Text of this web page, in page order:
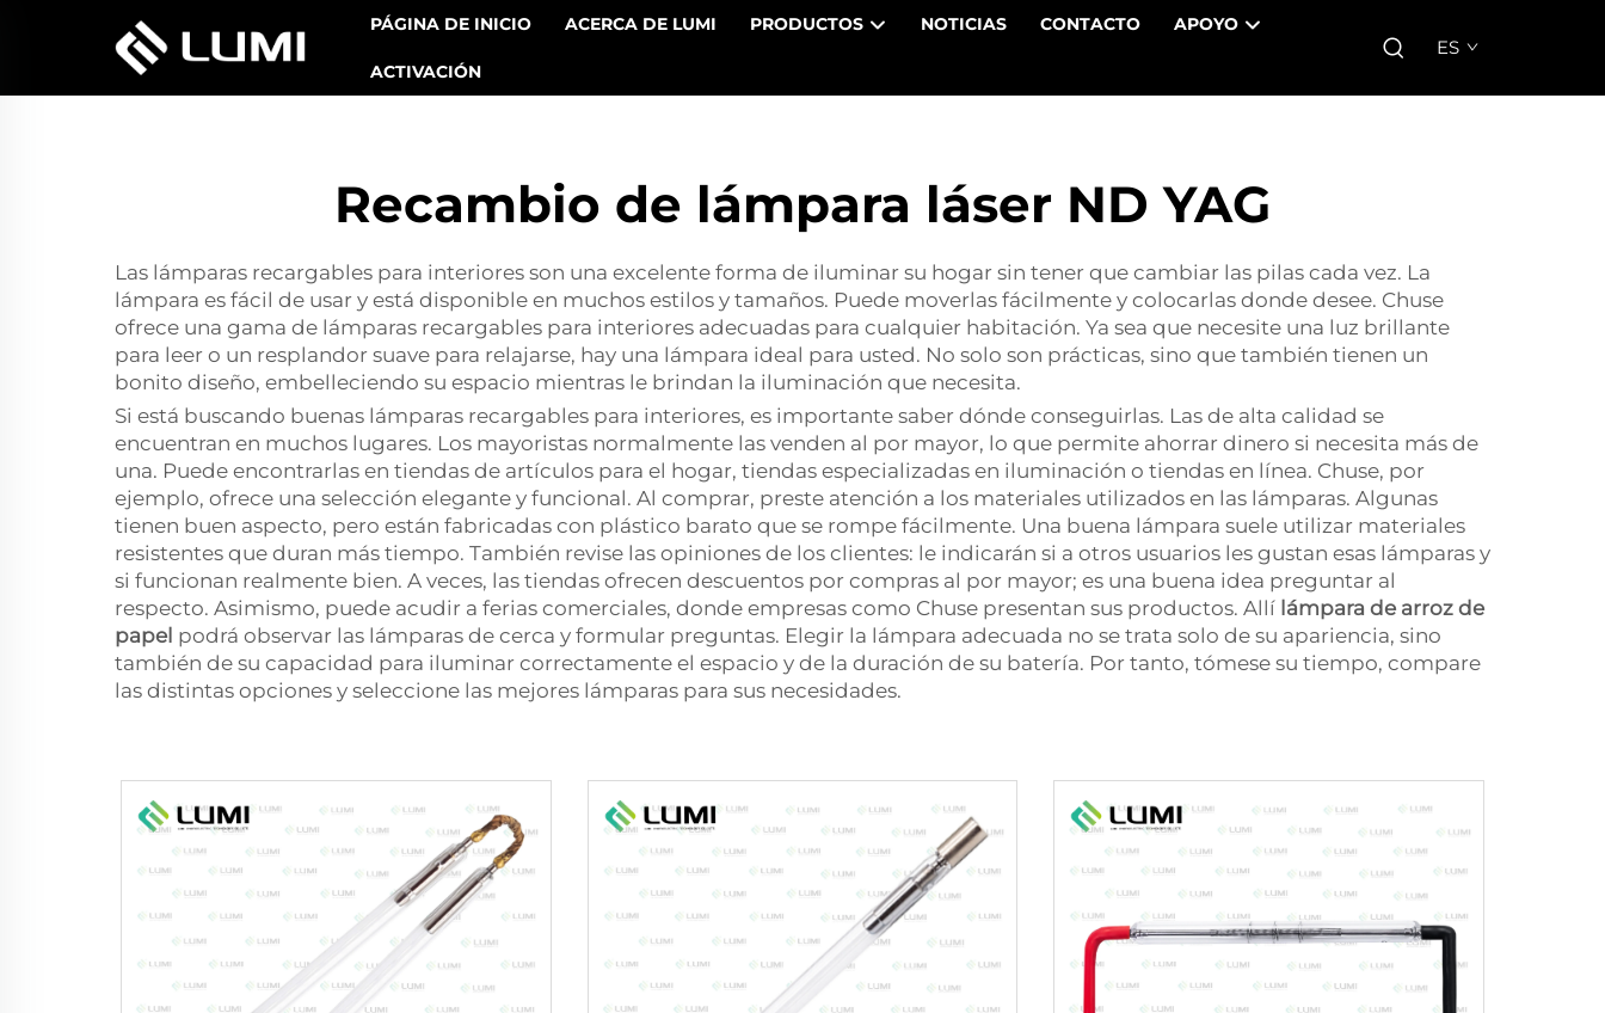
PÁGINA DE INICIO ACERCA DE LUMI PRODUCTOS NOTICIAS CONTACTO APOYO
ACTIVACIÓN
ES
Recambio de lámpara láser ND YAG
Las lámparas recargables para interiores son una excelente forma de iluminar su hogar sin tener que cambiar las pilas cada vez. La
lámpara es fácil de usar y está disponible en muchos estilos y tamaños. Puede moverlas fácilmente y colocarlas donde desee. Chuse
ofrece una gama de lámparas recargables para interiores adecuadas para cualquier habitación. Ya sea que necesite una luz brillante
para leer o un resplandor suave para relajarse, hay una lámpara ideal para usted. No solo son prácticas, sino que también tienen un
bonito diseño, embelleciendo su espacio mientras le brindan la iluminación que necesita.
Si está buscando buenas lámparas recargables para interiores, es importante saber dónde conseguirlas. Las de alta calidad se
encuentran en muchos lugares. Los mayoristas normalmente las venden al por mayor, lo que permite ahorrar dinero si necesita más de
una. Puede encontrarlas en tiendas de artículos para el hogar, tiendas especializadas en iluminación o tiendas en línea. Chuse, por
ejemplo, ofrece una selección elegante y funcional. Al comprar, preste atención a los materiales utilizados en las lámparas. Algunas
tienen buen aspecto, pero están fabricadas con plástico barato que se rompe fácilmente. Una buena lámpara suele utilizar materiales
resistentes que duran más tiempo. También revise las opiniones de los clientes: le indicarán si a otros usuarios les gustan esas lámparas y
si funcionan realmente bien. A veces, las tiendas ofrecen descuentos por compras al por mayor; es una buena idea preguntar al
respecto. Asimismo, puede acudir a ferias comerciales, donde empresas como Chuse presentan sus productos. Allí lámpara de arroz de
papel podrá observar las lámparas de cerca y formular preguntas. Elegir la lámpara adecuada no se trata solo de su apariencia, sino
también de su capacidad para iluminar correctamente el espacio y de la duración de su batería. Por tanto, tómese su tiempo, compare
las distintas opciones y seleccione las mejores lámparas para sus necesidades.